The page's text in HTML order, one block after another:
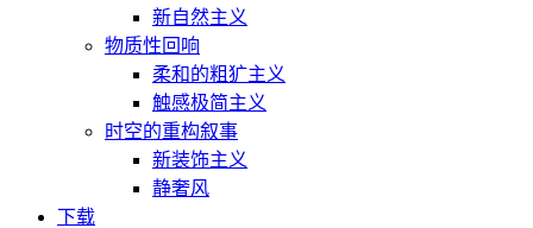
新自然主义
物质性回响
柔和的粗犷主义
触感极简主义
时空的重构叙事
新装饰主义
静奢风
下载